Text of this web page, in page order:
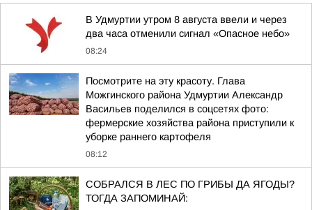
В Удмуртии утром 8 августа ввели и через
два часа отменили сигнал «Опасное небо»
08:24
Посмотрите на эту красоту. Глава
Можгинского района Удмуртии Александр
Васильев поделился в соцсетях фото:
фермерские хозяйства района приступили к
уборке раннего картофеля
08:12
СОБРАЛСЯ В ЛЕС ПО ГРИБЫ ДА ЯГОДЫ?
ТОГДА ЗАПОМИНАЙ: